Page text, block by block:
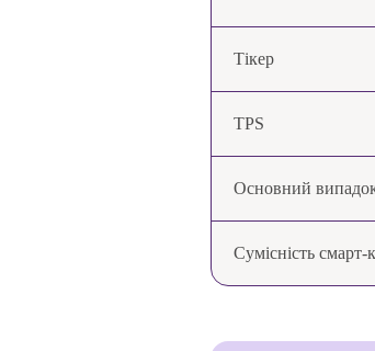
Тікер
TPS
Основний
Сумісність смарт-